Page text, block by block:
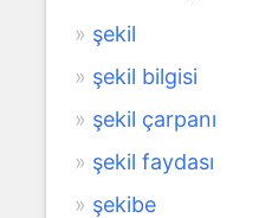
şekil
şekil bilgisi
şekil çarpanı
şekil faydası
şekibe